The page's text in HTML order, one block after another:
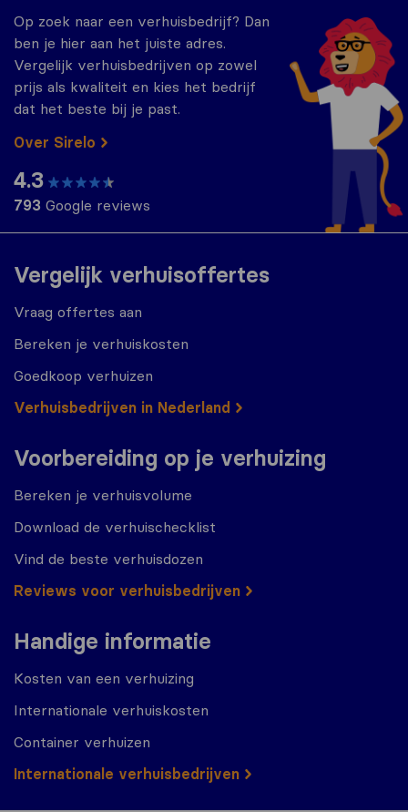
Vergelijk verhuisoffertes
Vraag offertes aan
Bereken je verhuiskosten
Goedkoop verhuizen
Verhuisbedrijven in Nederland
Voorbereiding op je verhuizing
Bereken je verhuisvolume
Download de verhuischecklist
Vind de beste verhuisdozen
Reviews voor verhuisbedrijven
Handige informatie
Kosten van een verhuizing
Internationale verhuiskosten
Container verhuizen
Internationale verhuisbedrijven
Op zoek naar een verhuisbedrijf? Dan
ben je hier aan het juiste adres.
Vergelijk verhuisbedrijven op zowel
prijs als kwaliteit en kies het bedrijf
dat het beste bij je past.
Over Sirelo
4.3
793 Google reviews